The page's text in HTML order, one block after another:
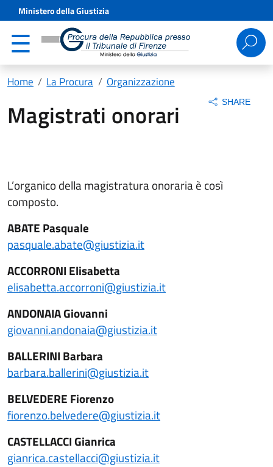
Ministero della Giustizia
Ricerca
per:
Home La Procura Organizzazione
Magistrati onorari SHARE
L’organico della magistratura onoraria è così
composto.
ABATE Pasquale
pasquale.abate@giustizia.it
ACCORRONI Elisabetta
elisabetta.accorroni@giustizia.it
ANDONAIA Giovanni
giovanni.andonaia@giustizia.it
BALLERINI Barbara
barbara.ballerini@giustizia.it
BELVEDERE Fiorenzo
fiorenzo.belvedere@giustizia.it
CASTELLACCI Gianrica
gianrica.castellacci@giustizia.it